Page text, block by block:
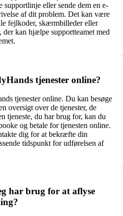
supportlinje eller sende dem en e-
af dit problem. Det kan være
fejlkoder, skærmbilleder eller
der kan hjælpe supportteamet med
tjenester online?
tjenester online. Du kan besøge
oversigt over de tjenester, de
tjeneste, du har brug for, kan du
og betale for tjenesten online.
dig for at bekræfte din
tidspunkt for udførelsen af
har brug for at aflyse